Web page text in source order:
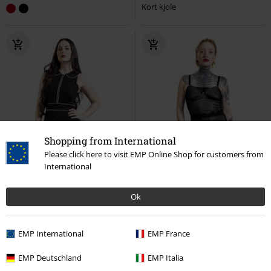
Shopping from International
Please click here to visit EMP Online Shop for customers from
International
Ok
EMP International EMP France
EMP Deutschland EMP Italia
Kort kjole
%